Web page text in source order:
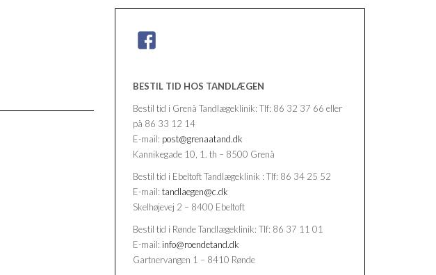
BESTIL TID HOS TANDLÆGEN
Bestil tid i Grenå Tandlægeklinik: Tlf: 86 32 37 66 eller
på 86 33 12 14
E-mail: post@grenaatand.dk
Kannikegade 10, 1. th – 8500 Grenå
Bestil tid i Ebeltoft Tandlægeklinik : Tlf: 86 34 25 52
E-mail: tandlaegen@c.dk
Skelhøjevej 2 – 8400 Ebeltoft
Bestil tid i Rønde Tandlægeklinik: Tlf: 86 37 11 01
E-mail: info@roendetand.dk
Gartnervangen 1 – 8410 Rønde